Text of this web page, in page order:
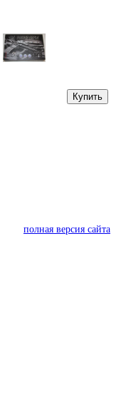
Купить
полная версия сайта